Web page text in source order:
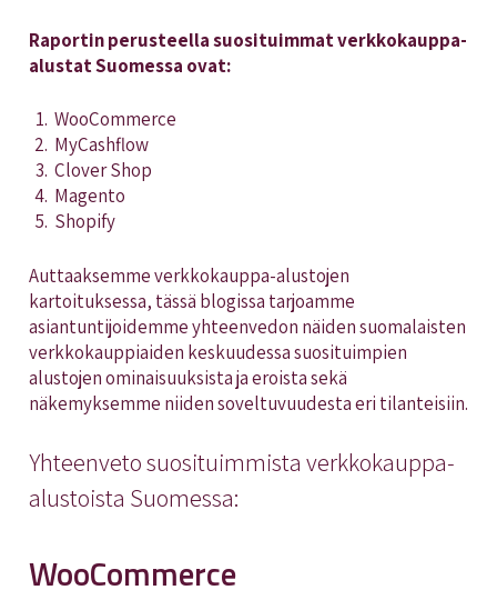
Raportin perusteella suosituimmat verkkokauppa-
alustat Suomessa ovat:
WooCommerce
MyCashflow
Clover Shop
Magento
Shopify
Auttaaksemme verkkokauppa-alustojen
kartoituksessa, tässä blogissa tarjoamme
asiantuntijoidemme yhteenvedon näiden suomalaisten
verkkokauppiaiden keskuudessa suosituimpien
alustojen ominaisuuksista ja eroista sekä
näkemyksemme niiden soveltuvuudesta eri tilanteisiin.
Yhteenveto suosituimmista verkkokauppa-
alustoista Suomessa:
WooCommerce